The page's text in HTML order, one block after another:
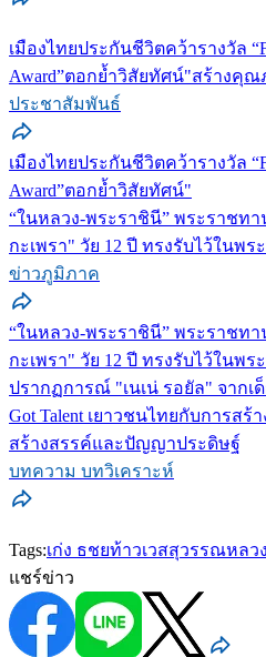
เมืองไทยประกันชีวิตคว้ารางวัล
Award”ตอกย้ำวิสัยทัศน์"สร้างคุ
ประชาสัมพันธ์
เมืองไทยประกันชีวิตคว้ารางวัล
Award”ตอกย้ำวิสัยทัศน์"
“ในหลวง-พระราชินี” พระราชท
กะเพรา" วัย 12 ปี ทรงรับไว้ในพ
ข่าวภูมิภาค
“ในหลวง-พระราชินี” พระราชท
กะเพรา" วัย 12 ปี ทรงรับไว้ในพ
ปรากฏการณ์ "เนเน่ รอยัล" จากเด็
Got Talent เยาวชนไทยกับการส
สร้างสรรค์และปัญญาประดิษฐ์
บทความ บทวิเคราะห์
Tags:เก่ง ธชยท้าวเวสสุวรรณหลว
แชร์ข่าว